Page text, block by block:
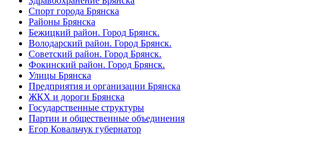
Спорт города Брянска
Районы Брянска
Бежицкий район. Город Брянск.
Володарский район. Город Брянск.
Советский район. Город Брянск.
Фокинский район. Город Брянск.
Улицы Брянска
Предприятия и организации Брянска
ЖКХ и дороги Брянска
Государственные структуры
Партии и общественные объединения
Егор Ковальчук губернатор